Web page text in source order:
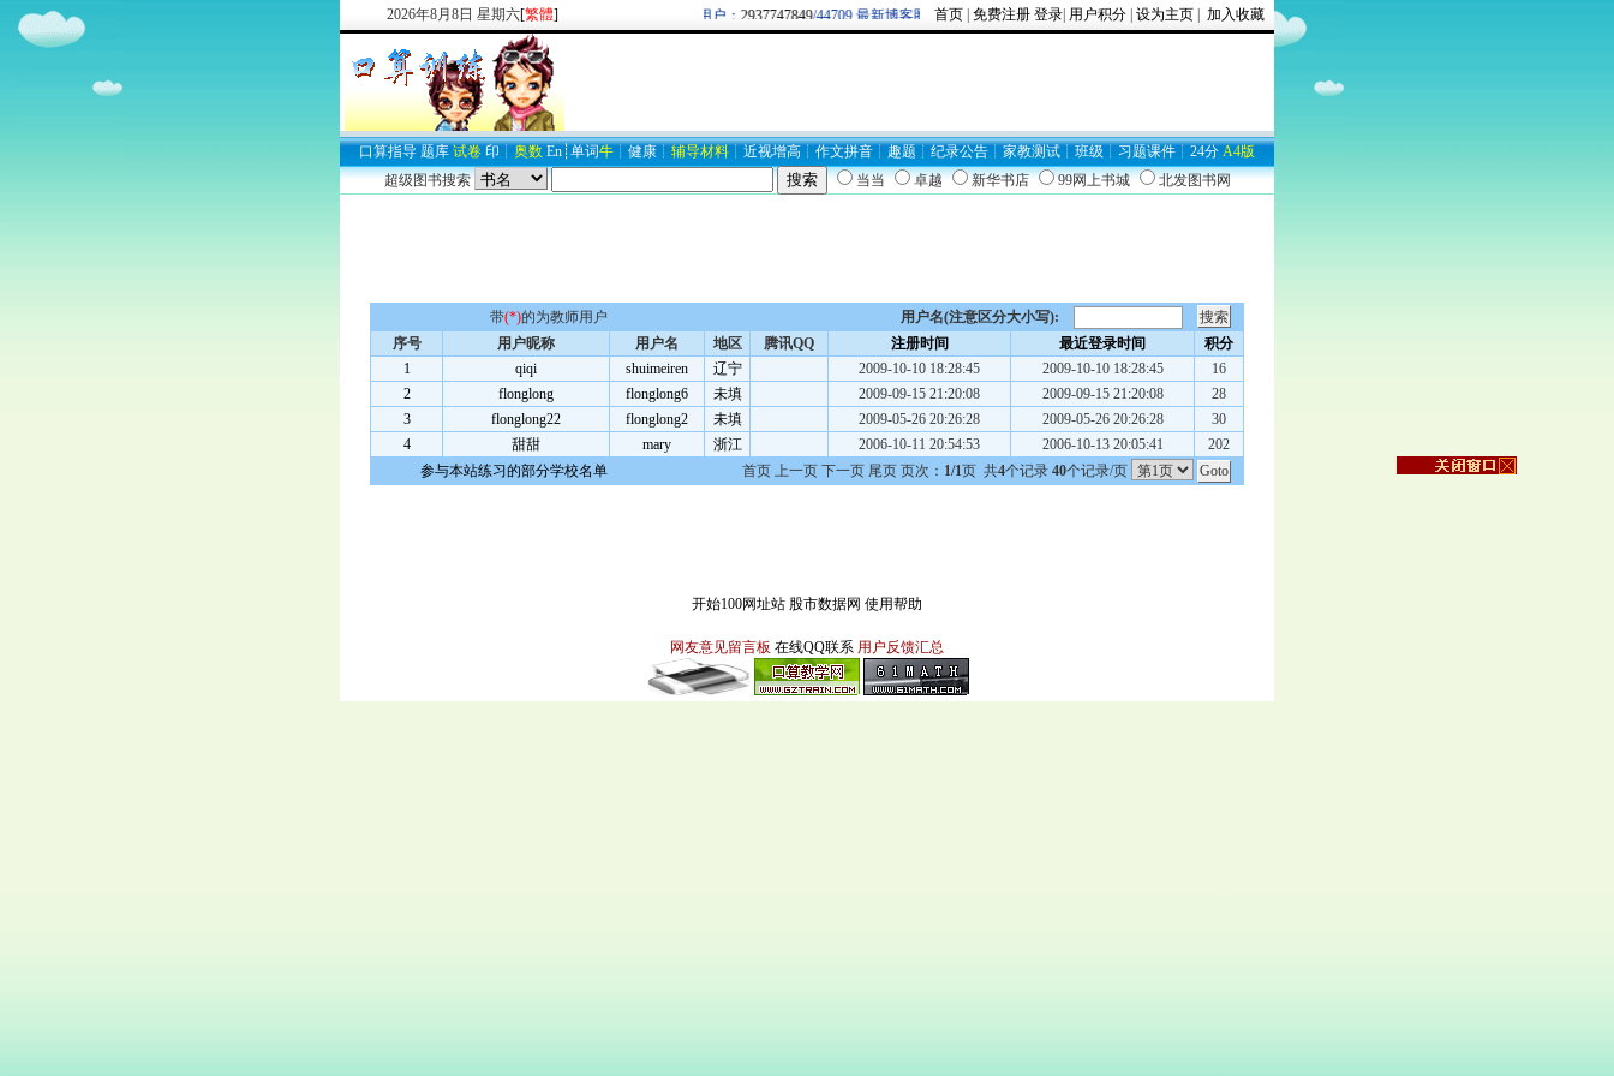
2026年8月 8日 星期六[繁體] 欢迎新注册用户： 2937747849/44709 最新博客圈：牛逼/ BLOG19403
首页 免费注册 登录 用户积分 设为主页 加入收藏
口算指导 题库 试卷 印 ┊ 奥数 En ┊ 单词牛 ┊ 健康 ┊ 辅导材料 ┊ 近视增高 ┊ 作文拼音 ┊ 趣题 ┊ 纪录公告 ┊ 家教测试 ┊ 班级 ┊ 习题课件 ┊ 24分 A4版
超级图书搜索
当当 卓越 新华书店 99网上书城 北发图书网
带(*)的为教师用户
用户名(注意区分大小写):
序号
用户昵称 用户名 地区 腾讯QQ 注册时间 最近登录时间
积分
1
qiqi shuimeiren 辽宁 2009-10-10 18:28:45 2009-10-10 18:28:45
16
2
flonglong flonglong6 未填 2009-09-15 21:20:08 2009-09-15 21:20:08
28
3
flonglong22 flonglong2 未填 2009-05-26 20:26:28 2009-05-26 20:26:28
30
4
甜甜 mary 浙江 2006-10-11 20:54:53 2006-10-13 20:05:41
202
参与本站练习的部分学校名单
首页 上一页 下一页 尾页 页次： 1/1页 共4个记录 40个记录/页
开始100网址站 股市数据网 使用帮助
网友意见留言板 在线QQ联系 用户反馈汇总